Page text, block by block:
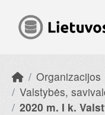
Organizacijos
Valstybės,
2020 m. I k.